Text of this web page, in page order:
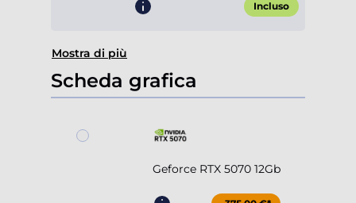
Incluso
Mostra di più
Scheda grafica
Geforce RTX 5070 12Gb